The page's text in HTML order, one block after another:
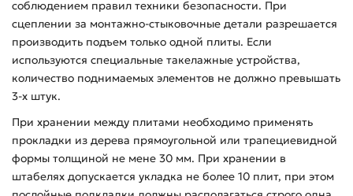
соблюдением правил техники безопасности. При
сцеплении за монтажно-стыковочные детали разрешается
производить подъем только одной плиты. Если
используются специальные такелажные устройства,
количество поднимаемых элементов не должно превышать
3-х штук.
При хранении между плитами необходимо применять
прокладки из дерева прямоугольной или трапециевидной
формы толщиной не мене 30 мм. При хранении в
штабелях допускается укладка не более 10 плит, при этом